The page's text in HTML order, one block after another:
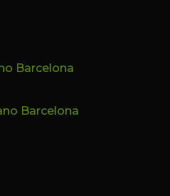
Barcelona
Barcelona